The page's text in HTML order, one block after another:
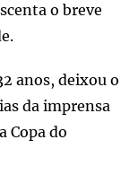
o breve
anos, deixou o
da imprensa
Copa do